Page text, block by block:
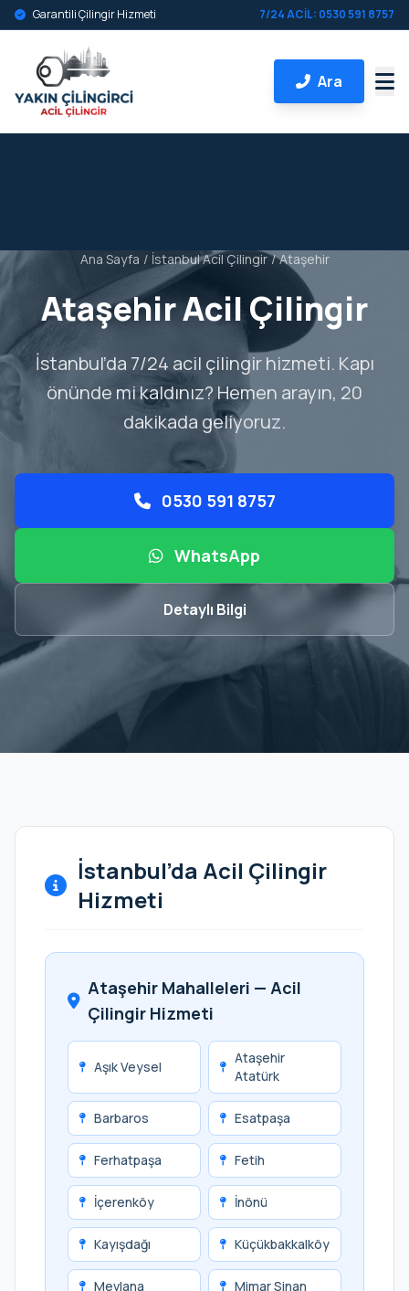
Garantili Çilingir Hizmeti 7/24 ACİL: 0530 591 8757
Ara
Ana Sayfa / İstanbul Acil Çilingir / Ataşehir
Ataşehir Acil Çilingir
İstanbul’da 7/24 acil çilingir hizmeti. Kapı
önünde mi kaldınız? Hemen arayın, 20
dakikada geliyoruz.
0530 591 8757
WhatsApp
Detaylı Bilgi
İstanbul’da Acil Çilingir
Hizmeti
Ataşehir Mahalleleri — Acil
Çilingir Hizmeti
Aşık Veysel
Ataşehir
Atatürk
Barbaros Esatpaşa
Ferhatpaşa Fetih
İçerenköy İnönü
Kayışdağı Küçükbakkalköy
Mevlana Mimar Sinan